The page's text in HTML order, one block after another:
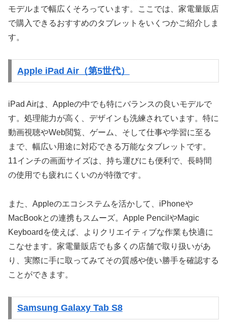
モデルまで幅広くそろっています。ここでは、家電量販店
で購入できるおすすめのタブレットをいくつかご紹介しま
す。
Apple iPad Air（第5世代）
iPad Airは、Appleの中でも特にバランスの良いモデルで
す。処理能力が高く、デザインも洗練されています。特に
動画視聴やWeb閲覧、ゲーム、そして仕事や学習に至る
まで、幅広い用途に対応できる万能なタブレットです。
11インチの画面サイズは、持ち運びにも便利で、長時間
の使用でも疲れにくいのが特徴です。
また、Appleのエコシステムを活かして、iPhoneや
MacBookとの連携もスムーズ。Apple PencilやMagic
Keyboardを使えば、よりクリエイティブな作業も快適に
こなせます。家電量販店でも多くの店舗で取り扱いがあ
り、実際に手に取ってみてその質感や使い勝手を確認する
ことができます。
Samsung Galaxy Tab S8